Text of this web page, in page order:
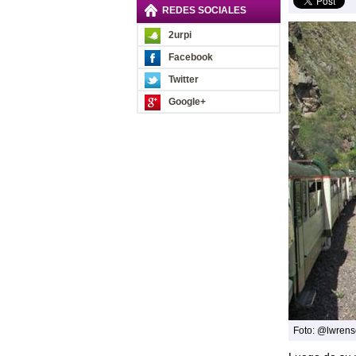
REDES SOCIALES
2urpi
Facebook
Twitter
Google+
Foto: